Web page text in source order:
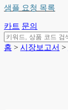
샘플 요청 목록
카트 문의
홈 > 시장보고서 >